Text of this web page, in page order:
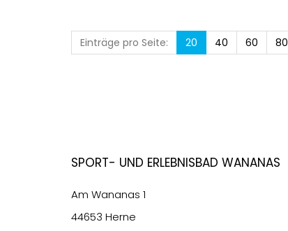
Einträge pro Seite: 20 40 60 80
Sport- und Erlebnisbad Wananas
Am Wananas 1
44653 Herne